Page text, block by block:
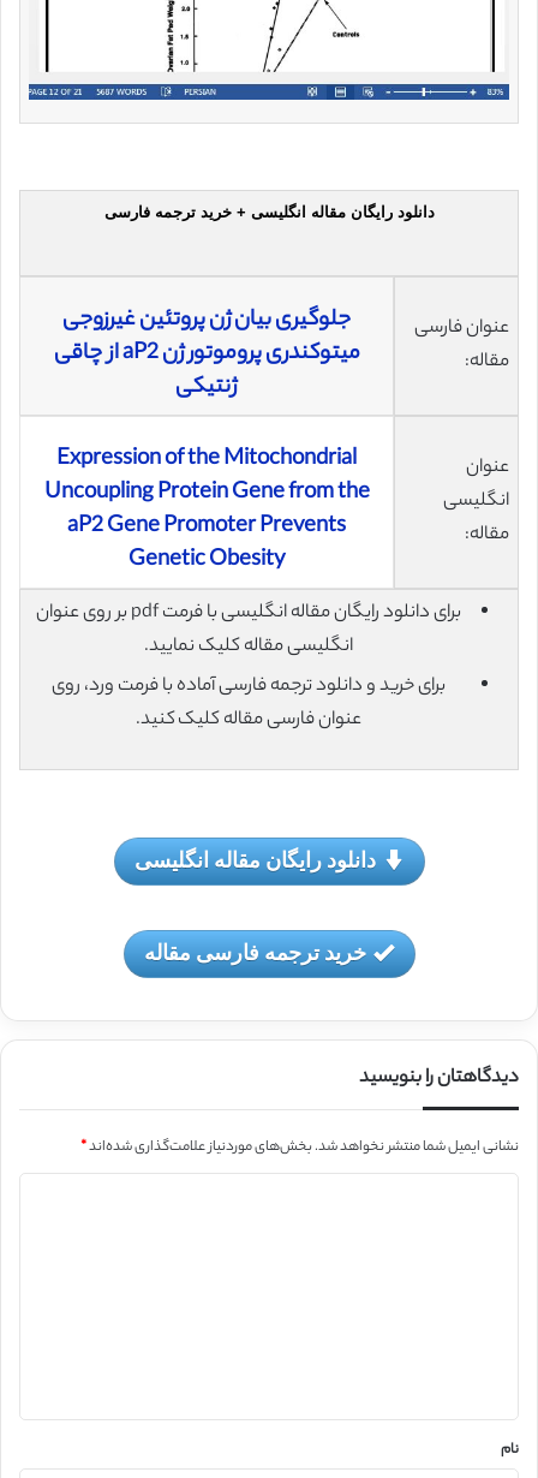
دانلود رایگان مقاله انگلیسی + خرید ترجمه فارسی
عنوان فارسی
مقاله:
جلوگیری بیان ژن پروتئین غیرزوجی
میتوکندری پروموتور ژن aP2 از چاقی
ژنتیکی
عنوان
انگلیسی
مقاله:
Expression of the Mitochondrial
Uncoupling Protein Gene from the
aP2 Gene Promoter Prevents
Genetic Obesity
برای دانلود رایگان مقاله انگلیسی با فرمت pdf بر روی عنوان
انگلیسی مقاله کلیک نمایید.
برای خرید و دانلود ترجمه فارسی آماده با فرمت ورد، روی
عنوان فارسی مقاله کلیک کنید.
دانلود رایگان مقاله انگلیسی
خرید ترجمه فارسی مقاله
دیدگاهتان را بنویسید
نشانی ایمیل شما منتشر نخواهد شد.بخش‌های موردنیاز علامت‌گذاری شده‌اند*
نام